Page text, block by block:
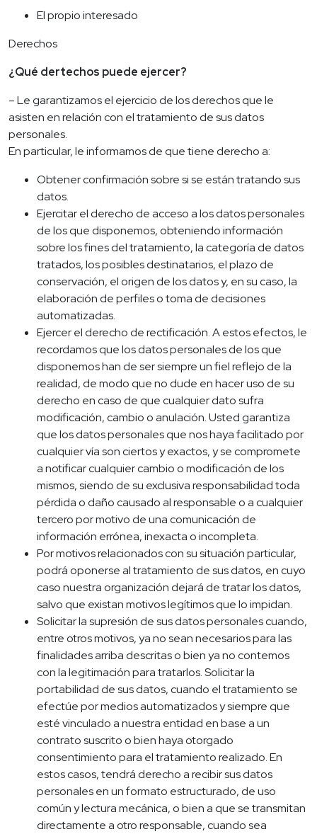
El propio interesado
Derechos
¿Qué dertechos puede ejercer?
– Le garantizamos el ejercicio de los derechos que le
asisten en relación con el tratamiento de sus datos
personales.
En particular, le informamos de que tiene derecho a:
Obtener confirmación sobre si se están tratando sus
datos.
Ejercitar el derecho de acceso a los datos personales
de los que disponemos, obteniendo información
sobre los fines del tratamiento, la categoría de datos
tratados, los posibles destinatarios, el plazo de
conservación, el origen de los datos y, en su caso, la
elaboración de perfiles o toma de decisiones
automatizadas.
Ejercer el derecho de rectificación. A estos efectos, le
recordamos que los datos personales de los que
disponemos han de ser siempre un fiel reflejo de la
realidad, de modo que no dude en hacer uso de su
derecho en caso de que cualquier dato sufra
modificación, cambio o anulación. Usted garantiza
que los datos personales que nos haya facilitado por
cualquier vía son ciertos y exactos, y se compromete
a notificar cualquier cambio o modificación de los
mismos, siendo de su exclusiva responsabilidad toda
pérdida o daño causado al responsable o a cualquier
tercero por motivo de una comunicación de
información errónea, inexacta o incompleta.
Por motivos relacionados con su situación particular,
podrá oponerse al tratamiento de sus datos, en cuyo
caso nuestra organización dejará de tratar los datos,
salvo que existan motivos legítimos que lo impidan.
Solicitar la supresión de sus datos personales cuando,
entre otros motivos, ya no sean necesarios para las
finalidades arriba descritas o bien ya no contemos
con la legitimación para tratarlos. Solicitar la
portabilidad de sus datos, cuando el tratamiento se
efectúe por medios automatizados y siempre que
esté vinculado a nuestra entidad en base a un
contrato suscrito o bien haya otorgado
consentimiento para el tratamiento realizado. En
estos casos, tendrá derecho a recibir sus datos
personales en un formato estructurado, de uso
común y lectura mecánica, o bien a que se transmitan
directamente a otro responsable, cuando sea